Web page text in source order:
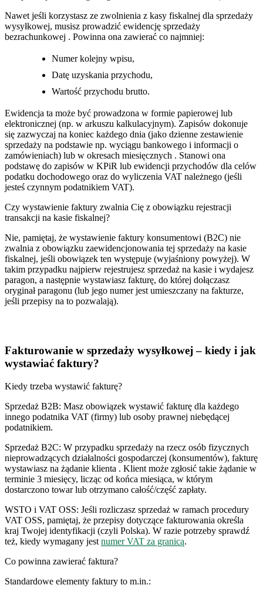
Nawet jeśli korzystasz ze zwolnienia z kasy fiskalnej dla sprzedaży
wysyłkowej, musisz prowadzić ewidencję sprzedaży
bezrachunkowej . Powinna ona zawierać co najmniej:
Numer kolejny wpisu,
Datę uzyskania przychodu,
Wartość przychodu brutto.
Ewidencja ta może być prowadzona w formie papierowej lub
elektronicznej (np. w arkuszu kalkulacyjnym). Zapisów dokonuje
się zazwyczaj na koniec każdego dnia (jako dzienne zestawienie
sprzedaży na podstawie np. wyciągu bankowego i informacji o
zamówieniach) lub w okresach miesięcznych . Stanowi ona
podstawę do zapisów w KPiR lub ewidencji przychodów dla celów
podatku dochodowego oraz do wyliczenia VAT należnego (jeśli
jesteś czynnym podatnikiem VAT).
Czy wystawienie faktury zwalnia Cię z obowiązku rejestracji
transakcji na kasie fiskalnej?
Nie, pamiętaj, że wystawienie faktury konsumentowi (B2C) nie
zwalnia z obowiązku zaewidencjonowania tej sprzedaży na kasie
fiskalnej, jeśli obowiązek ten występuje (wyjaśniony powyżej). W
takim przypadku najpierw rejestrujesz sprzedaż na kasie i wydajesz
paragon, a następnie wystawiasz fakturę, do której dołączasz
oryginał paragonu (lub jego numer jest umieszczany na fakturze,
jeśli przepisy na to pozwalają).
Fakturowanie w sprzedaży wysyłkowej – kiedy i jak
wystawiać faktury?
Kiedy trzeba wystawić fakturę?
Sprzedaż B2B: Masz obowiązek wystawić fakturę dla każdego
innego podatnika VAT (firmy) lub osoby prawnej niebędącej
podatnikiem.
Sprzedaż B2C: W przypadku sprzedaży na rzecz osób fizycznych
nieprowadzących działalności gospodarczej (konsumentów), fakturę
wystawiasz na żądanie klienta . Klient może zgłosić takie żądanie w
terminie 3 miesięcy, licząc od końca miesiąca, w którym
dostarczono towar lub otrzymano całość/część zapłaty.
WSTO i VAT OSS: Jeśli rozliczasz sprzedaż w ramach procedury
VAT OSS, pamiętaj, że przepisy dotyczące fakturowania określa
kraj Twojej identyfikacji (czyli Polska). W razie potrzeby sprawdź
też, kiedy wymagany jest numer VAT za granicą.
Co powinna zawierać faktura?
Standardowe elementy faktury to m.in.: